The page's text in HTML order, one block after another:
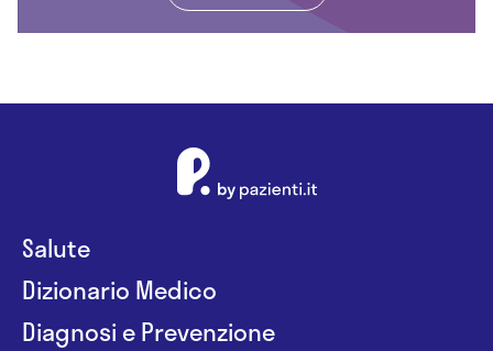
Salute
Dizionario Medico
Diagnosi e Prevenzione